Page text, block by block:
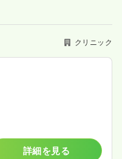
クリニック
詳細を見る